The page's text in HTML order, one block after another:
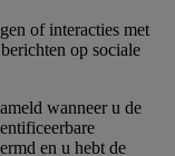
of interacties met
op sociale
wanneer u de
en u hebt de